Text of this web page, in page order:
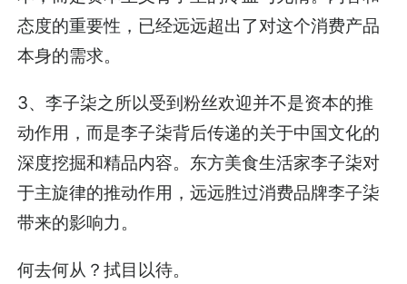
态度的重要性，已经远远超出了对这个消费产品
本身的需求。
3、李子柒之所以受到粉丝欢迎并不是资本的推
动作用，而是李子柒背后传递的关于中国文化的
深度挖掘和精品内容。东方美食生活家李子柒对
于主旋律的推动作用，远远胜过消费品牌李子柒
带来的影响力。
何去何从？拭目以待。